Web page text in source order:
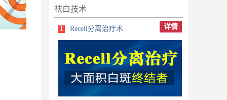
祛白技术
1 Recell分离治疗术 详情